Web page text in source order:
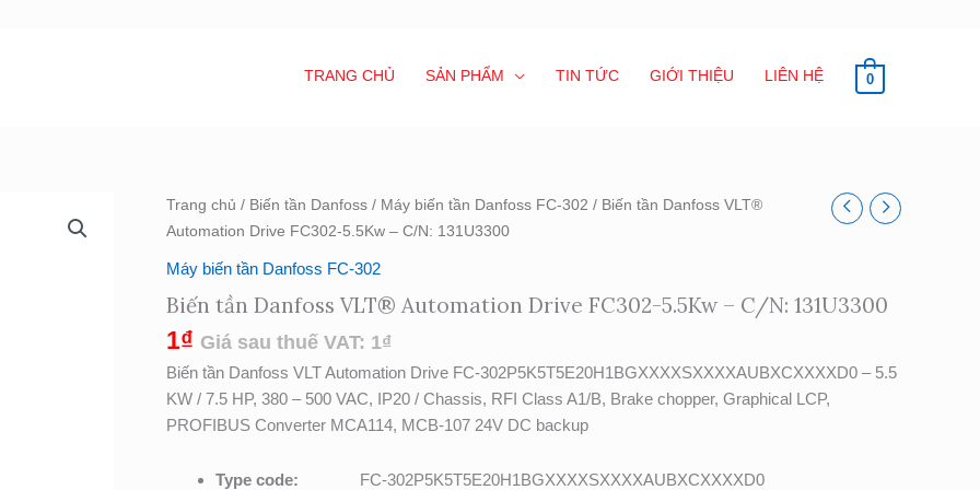
TRANG CHỦ SẢN PHẨM TIN TỨC GIỚI THIỆU LIÊN HỆ 0
Trang chủ / Biến tần Danfoss / Máy biến tần Danfoss FC-302 / Biến tần Danfoss VLT®
Automation Drive FC302-5.5Kw – C/N: 131U3300
Máy biến tần Danfoss FC-302
Biến tần Danfoss VLT® Automation Drive FC302-5.5Kw – C/N: 131U3300
1₫ Giá sau thuế VAT: 1₫
Biến tần Danfoss VLT Automation Drive FC-302P5K5T5E20H1BGXXXXSXXXXAUBXCXXXXD0 – 5.5
KW / 7.5 HP, 380 – 500 VAC, IP20 / Chassis, RFI Class A1/B, Brake chopper, Graphical LCP,
PROFIBUS Converter MCA114, MCB-107 24V DC backup
Type code: FC-302P5K5T5E20H1BGXXXXSXXXXAUBXCXXXXD0
Biến
tần
VLT®
Automation
Drive
FC302-